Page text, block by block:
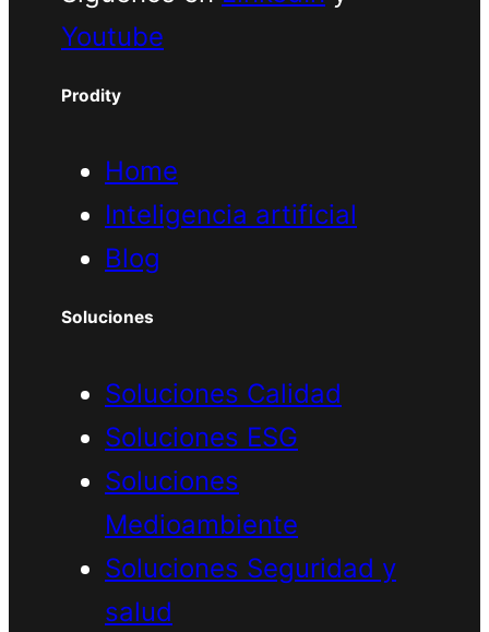
Youtube
Prodity
Home
Inteligencia artificial
Blog
Soluciones
Soluciones Calidad
Soluciones ESG
Soluciones
Medioambiente
Soluciones Seguridad y
salud